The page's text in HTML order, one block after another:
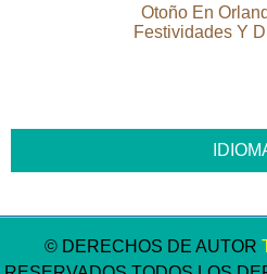
Otoño En
Festividades Y
© DERECHOS DE AUTOR